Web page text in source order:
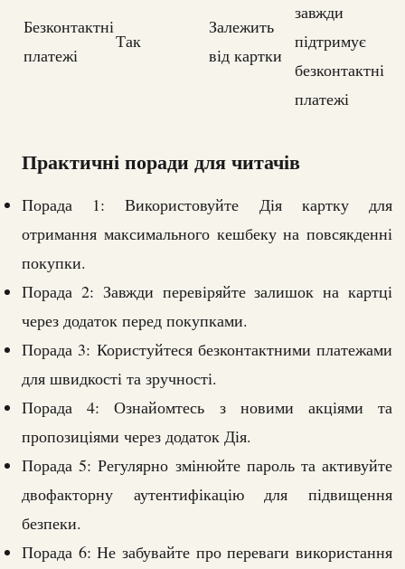
Безконтактні
платежі
Так
Залежить
від картки
завжди
підтримує
безконтактні
платежі
Практичні поради для читачів
Порада 1: Використовуйте Дія картку для
отримання максимального кешбеку на повсякденні
покупки.
Порада 2: Завжди перевіряйте залишок на картці
через додаток перед покупками.
Порада 3: Користуйтеся безконтактними платежами
для швидкості та зручності.
Порада 4: Ознайомтесь з новими акціями та
пропозиціями через додаток Дія.
Порада 5: Регулярно змінюйте пароль та активуйте
двофакторну аутентифікацію для підвищення
безпеки.
Порада 6: Не забувайте про переваги використання